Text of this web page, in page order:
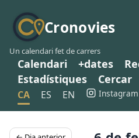
Cronovies
Un calendari fet de carrers
Calendari +dates
Estadístiques
Cercar
CA ES EN Instagram